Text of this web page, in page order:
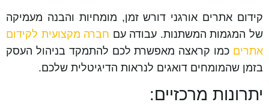
קידום אתרים אורגני דורש זמן, מומחיות והבנה מעמיקה
של המגמות המשתנות. עבודה עם חברה מקצועית לקידום
אתרים כמו קראצה מאפשרת לכם להתמקד בניהול העסק
בזמן שהמומחים דואגים לנראות הדיגיטלית שלכם.
יתרונות מרכזיים: